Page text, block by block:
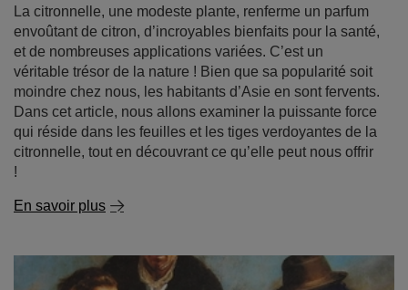
La citronnelle, une modeste plante, renferme un parfum
envoûtant de citron, d’incroyables bienfaits pour la santé,
et de nombreuses applications variées. C’est un
véritable trésor de la nature ! Bien que sa popularité soit
moindre chez nous, les habitants d’Asie en sont fervents.
Dans cet article, nous allons examiner la puissante force
qui réside dans les feuilles et les tiges verdoyantes de la
citronnelle, tout en découvrant ce qu’elle peut nous offrir
!
En savoir plus